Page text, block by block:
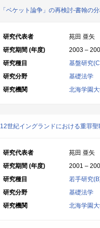
「ベケット論争」の再検討-書翰の
研究代表者
苑田 亜矢
研究期間 (年度)
2003 –
研究種目
基盤研究
研究分野
基礎法学
研究機関
北海学園
12世紀イングランドにおける重罪
研究代表者
苑田 亜矢
研究期間 (年度)
2001 –
研究種目
若手研究
研究分野
基礎法学
研究機関
北海学園